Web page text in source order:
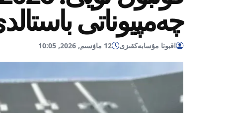
چەمپيوناتى
اقبوتا مۇسابەكقىزى 12 ماۋسىم, 2026, 10:05